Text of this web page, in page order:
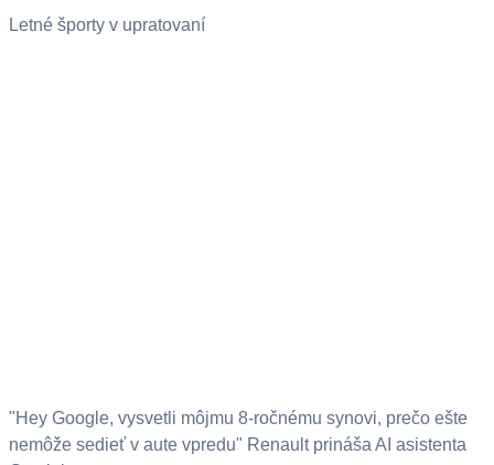
Letné športy v upratovaní
"Hey Google, vysvetli môjmu 8-ročnému synovi, prečo ešte
nemôže sedieť v aute vpredu" Renault prináša AI asistenta